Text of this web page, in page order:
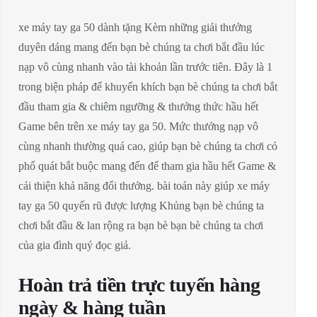
xe máy tay ga 50 dành tặng Kèm những giải thưởng
duyên dáng mang đến bạn bè chúng ta chơi bắt đầu lúc
nạp vô cùng nhanh vào tài khoản lần trước tiên. Đây là 1
trong biện pháp để khuyến khích bạn bè chúng ta chơi bắt
đầu tham gia & chiêm ngưỡng & thưởng thức hầu hết
Game bên trên xe máy tay ga 50. Mức thưởng nạp vô
cùng nhanh thường quá cao, giúp bạn bè chúng ta chơi có
phổ quát bắt buộc mang đến để tham gia hầu hết Game &
cải thiện khả năng đổi thưởng. bài toán này giúp xe máy
tay ga 50 quyến rũ được lượng Khủng bạn bè chúng ta
chơi bắt đầu & lan rộng ra bạn bè bạn bè chúng ta chơi
của gia đình quý đọc giả.
Hoàn trả tiền trực tuyến hàng
ngày & hàng tuần